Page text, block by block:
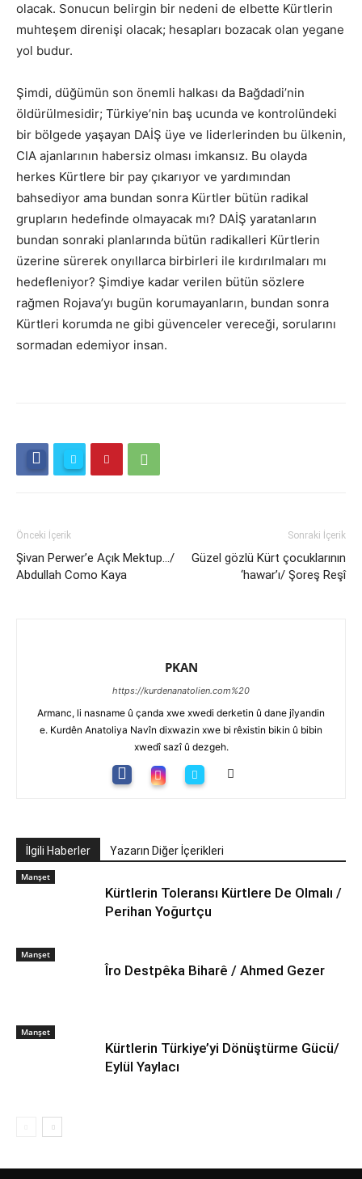
olacak. Sonucun belirgin bir nedeni de elbette Kürtlerin
muhteşem direnişi olacak; hesapları bozacak olan yegane
yol budur.
Şimdi, düğümün son önemli halkası da Bağdadi’nin
öldürülmesidir; Türkiye’nin baş ucunda ve kontrolündeki
bir bölgede yaşayan DAİŞ üye ve liderlerinden bu ülkenin,
CIA ajanlarının habersiz olması imkansız. Bu olayda
herkes Kürtlere bir pay çıkarıyor ve yardımından
bahsediyor ama bundan sonra Kürtler bütün radikal
grupların hedefinde olmayacak mı? DAİŞ yaratanların
bundan sonraki planlarında bütün radikalleri Kürtlerin
üzerine sürerek onyıllarca birbirleri ile kırdırılmaları mı
hedefleniyor? Şimdiye kadar verilen bütün sözlere
rağmen Rojava’yı bugün korumayanların, bundan sonra
Kürtleri korumda ne gibi güvenceler vereceği, sorularını
sormadan edemiyor insan.
Önceki İçerik
Şivan Perwer’e Açık Mektup…/
Abdullah Como Kaya
Sonraki İçerik
Güzel gözlü Kürt çocuklarının
‘hawar’ı/ Şoreş Reşî
PKAN
https://kurdenanatolien.com%20
Armanc, li nasname û çanda xwe xwedi derketin û dane jîyandin
e. Kurdên Anatoliya Navîn dixwazin xwe bi rêxistin bikin û bibin
xwedî sazî û dezgeh.
İlgili Haberler Yazarın Diğer İçerikleri
Manşet
Kürtlerin Toleransı Kürtlere De Olmalı /
Perihan Yoğurtçu
Manşet
Îro Destpêka Biharê / Ahmed Gezer
Manşet
Kürtlerin Türkiye’yi Dönüştürme Gücü/
Eylül Yaylacı